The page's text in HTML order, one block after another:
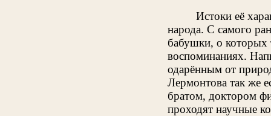
Истоки её
народа. С самого
бабушки, о которых
воспоминаниях.
одарённым от
Лермонтова так же
братом, доктором
проходят научные